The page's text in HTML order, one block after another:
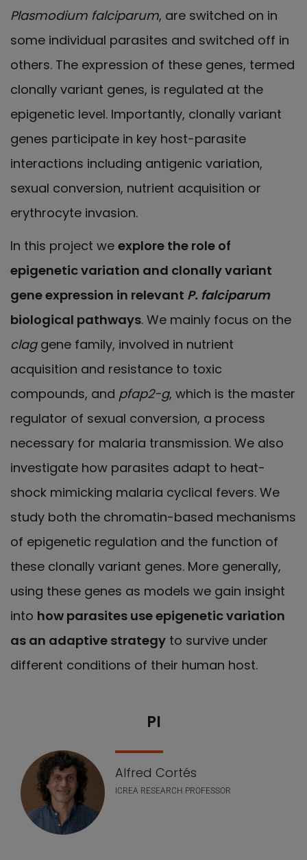
Plasmodium falciparum, are switched on in
some individual parasites and switched off in
others. The expression of these genes, termed
clonally variant genes, is regulated at the
epigenetic level. Importantly, clonally variant
genes participate in key host-parasite
interactions including antigenic variation,
sexual conversion, nutrient acquisition or
erythrocyte invasion.
In this project we explore the role of
epigenetic variation and clonally variant
gene expression in relevant P. falciparum
biological pathways. We mainly focus on the
claggene family, involved in nutrient
acquisition and resistance to toxic
compounds, and pfap2-g, which is the master
regulator of sexual conversion, a process
necessary for malaria transmission. We also
investigate how parasites adapt to heat-
shock mimicking malaria cyclical fevers. We
study both the chromatin-based mechanisms
of epigenetic regulation and the function of
these clonally variant genes. More generally,
using these genes as models we gain insight
into how parasites use epigenetic variation
as an adaptive strategy to survive under
different conditions of their human host.
PI
Alfred Cortés
ICREA RESEARCH PROFESSOR